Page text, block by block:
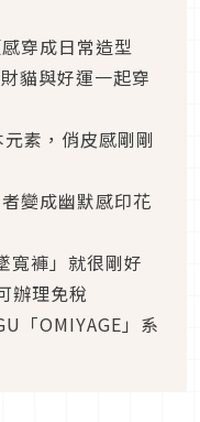
穿成日常造型
貓與好運一起穿
素，俏皮感剛剛
變成幽默感印花
寬褲」就很剛好
辦理免稅
「OMIYAGE」系